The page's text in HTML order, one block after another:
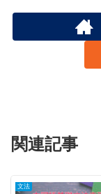
関連記事
文法